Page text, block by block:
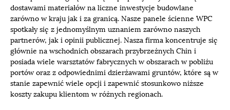
dostawami materiałów na liczne inwestycje budowlane
zarówno w kraju jak i za granicą. Nasze panele ścienne WPC
spotkały się z jednomyślnym uznaniem zarówno naszych
partnerów, jak i opinii publicznej. Nasza firma koncentruje się
głównie na wschodnich obszarach przybrzeżnych Chin i
posiada wiele warsztatów fabrycznych w obszarach w pobliżu
portów oraz z odpowiednimi dzierżawami gruntów, które są w
stanie zapewnić wiele opcji i zapewnić stosunkowo niższe
koszty zakupu klientom w różnych regionach.